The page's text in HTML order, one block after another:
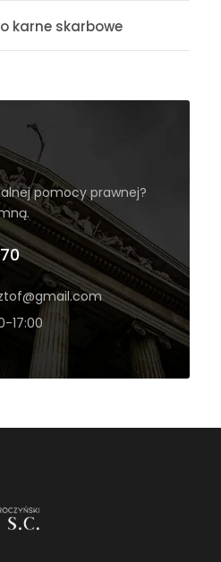
karne skarbowe
pomocy prawnej?
17:00